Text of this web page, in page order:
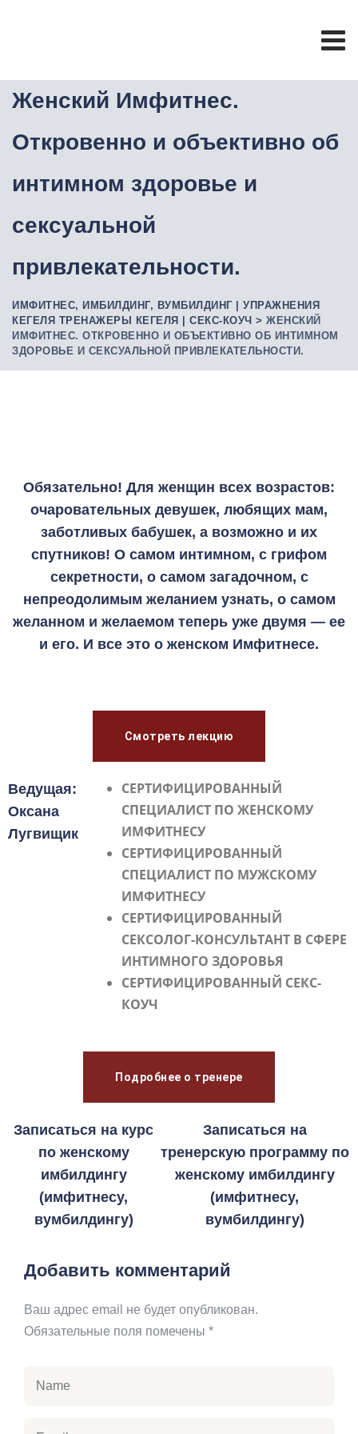
Женский Имфитнес.
Откровенно и объективно об
интимном здоровье и
сексуальной
привлекательности.
ИМФИТНЕС, ИМБИЛДИНГ, ВУМБИЛДИНГ | УПРАЖНЕНИЯ
КЕГЕЛЯ ТРЕНАЖЕРЫ КЕГЕЛЯ | СЕКС-КОУЧ > ЖЕНСКИЙ
ИМФИТНЕС. ОТКРОВЕННО И ОБЪЕКТИВНО ОБ ИНТИМНОМ
ЗДОРОВЬЕ И СЕКСУАЛЬНОЙ ПРИВЛЕКАТЕЛЬНОСТИ.
Обязательно! Для женщин всех возрастов:
очаровательных девушек, любящих мам,
заботливых бабушек, а возможно и их
спутников! О самом интимном, с грифом
секретности, о самом загадочном, с
непреодолимым желанием узнать, о самом
желанном и желаемом теперь уже двумя — ее
и его. И все это о женском Имфитнесе.
Смотреть лекцию
Ведущая:
Оксана
Лугвищик
СЕРТИФИЦИРОВАННЫЙ
СПЕЦИАЛИСТ ПО ЖЕНСКОМУ
ИМФИТНЕСУ
СЕРТИФИЦИРОВАННЫЙ
СПЕЦИАЛИСТ ПО МУЖСКОМУ
ИМФИТНЕСУ
СЕРТИФИЦИРОВАННЫЙ
СЕКСОЛОГ-КОНСУЛЬТАНТ В СФЕРЕ
ИНТИМНОГО ЗДОРОВЬЯ
СЕРТИФИЦИРОВАННЫЙ СЕКС-
КОУЧ
Подробнее о тренере
Записаться на курс
по женскому
имбилдингу
(имфитнесу,
вумбилдингу)
Записаться на
тренерскую программу по
женскому имбилдингу
(имфитнесу,
вумбилдингу)
Добавить комментарий
Ваш адрес email не будет опубликован.
Обязательные поля помечены *